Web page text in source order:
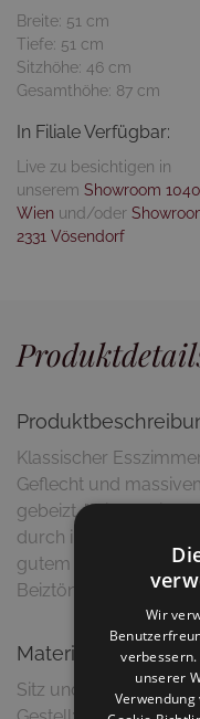
Breite: 51 cm
Tiefe: 51 cm
Sitzhöhe: 46 cm
Gesamthöhe: 87 cm
In Filiale Verfügbar:
Live zu besichtigen in
unserem Showroom 1040
Wien und/oder
2331 Vösendorf
Klassischer
Geflecht und
gebeizt. "Elisa" - ein
durch ihre luftige
gutem Sitzkomfort.
Beiztönen erhältlich.
Material &
Sitz und Rücken:
Wir
unserer